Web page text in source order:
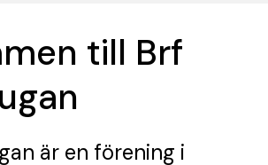
till Brf
är en förening i